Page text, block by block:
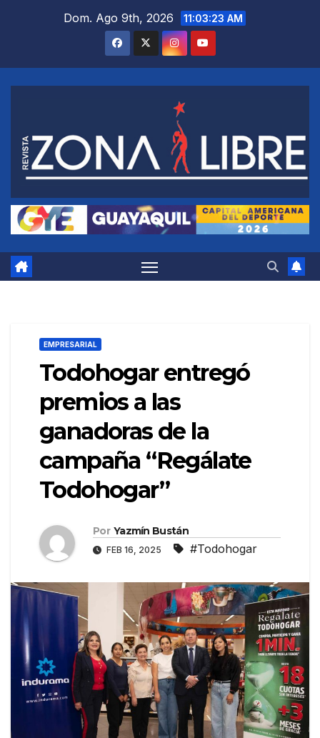
Dom. Ago 9th, 2026 11:03:24 AM
EMPRESARIAL
Todohogar entregó
premios a las
ganadoras de la
campaña “Regálate
Todohogar”
Por Yazmín Bustán
FEB 16, 2025 #Todohogar